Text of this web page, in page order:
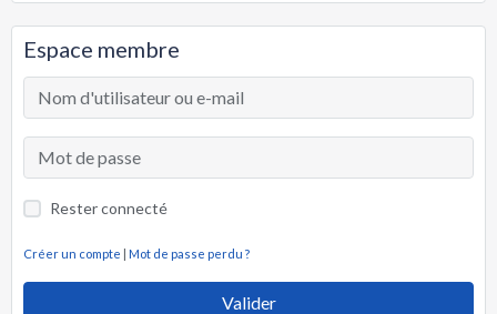
Espace membre
Rester connecté
Créer un compte | Mot de passe perdu ?
Valider